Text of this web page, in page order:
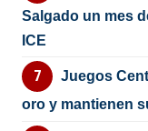
Salgado un mes
ICE
Juegos
oro y mantienen